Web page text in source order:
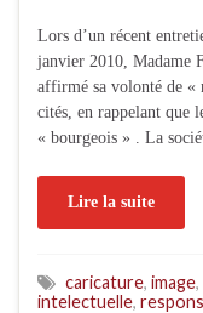
Lors d’un récent
janvier 2010, Madame
affirmé sa volonté de «
cités, en rappelant que
« bourgeois » . La
Lire la suite
caricature, image,
intelectuelle,